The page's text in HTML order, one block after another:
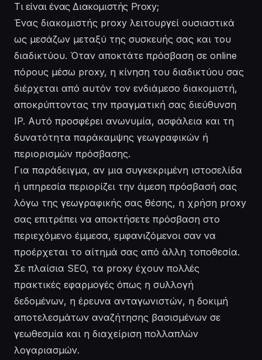
Τι είναι ένας Διακομιστής Proxy;
Ένας διακομιστής proxy λειτουργεί ουσιαστικά
ως μεσάζων μεταξύ της συσκευής σας και του
διαδικτύου. Όταν αποκτάτε πρόσβαση σε online
πόρους μέσω proxy, η κίνηση του διαδικτύου σας
διέρχεται από αυτόν τον ενδιάμεσο διακομιστή,
αποκρύπτοντας την πραγματική σας διεύθυνση
IP. Αυτό προσφέρει ανωνυμία, ασφάλεια και τη
δυνατότητα παράκαμψης γεωγραφικών ή
περιορισμών πρόσβασης.
Για παράδειγμα, αν μια συγκεκριμένη ιστοσελίδα
ή υπηρεσία περιορίζει την άμεση πρόσβασή σας
λόγω της γεωγραφικής σας θέσης, η χρήση proxy
σας επιτρέπει να αποκτήσετε πρόσβαση στο
περιεχόμενο έμμεσα, εμφανιζόμενοι σαν να
προέρχεται το αίτημά σας από άλλη τοποθεσία.
Σε πλαίσια SEO, τα proxy έχουν πολλές
πρακτικές εφαρμογές όπως η συλλογή
δεδομένων, η έρευνα ανταγωνιστών, η δοκιμή
αποτελεσμάτων αναζήτησης βασισμένων σε
γεωθεσμία και η διαχείριση πολλαπλών
λογαριασμών.